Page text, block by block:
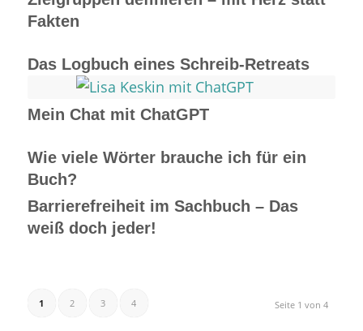
Fakten
Das Logbuch eines Schreib-Retreats
Mein Chat mit ChatGPT
Wie viele Wörter brauche ich für ein
Buch?
Barrierefreiheit im Sachbuch – Das
weiß doch jeder!
Seite 1 von 4
1 2 3 4